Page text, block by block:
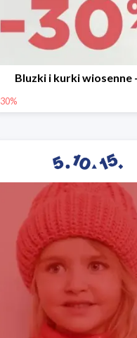
Bluzki i kurki wiosenne
30%